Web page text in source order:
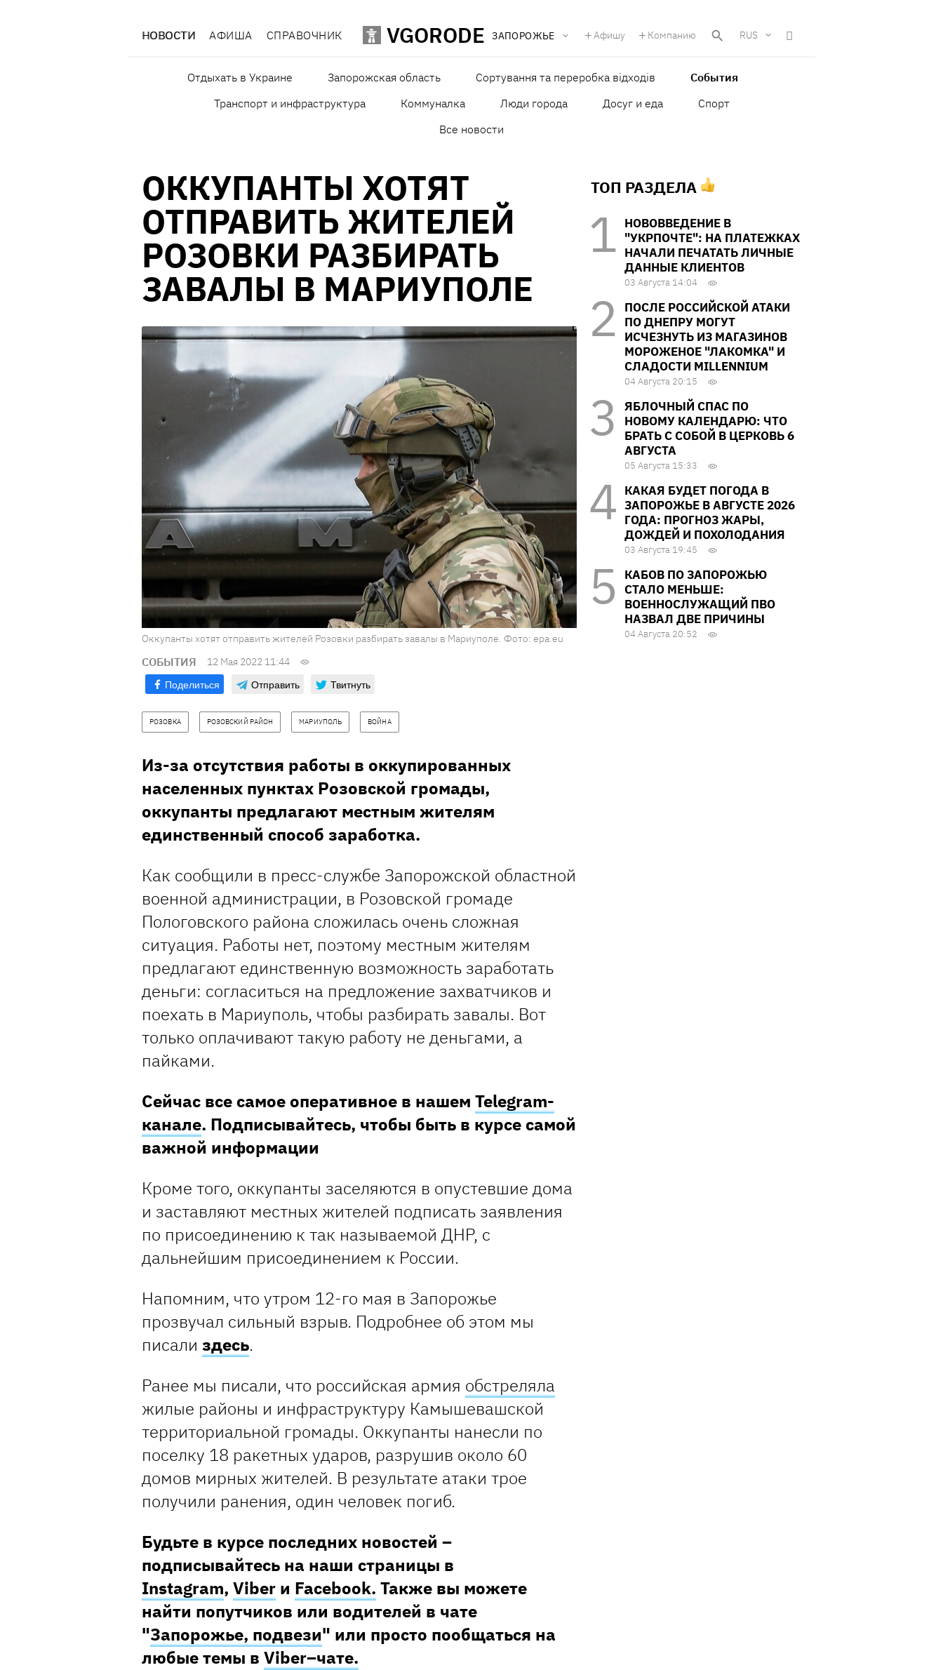
НОВОСТИ АФИША СПРАВОЧНИК VGORODE ЗАПОРОЖЬЕ Афишу Компанию RUS
Отдыхать в Украине Запорожская область Сортування та переробка відходів
События
Транспорт и инфраструктура
Коммуналка Люди города Досуг и еда
Спорт
Все новости
ОККУПАНТЫ ХОТЯТ
ОТПРАВИТЬ ЖИТЕЛЕЙ
РОЗОВКИ РАЗБИРАТЬ
ЗАВАЛЫ В МАРИУПОЛЕ
Оккупанты хотят отправить жителей Розовки разбирать завалы в Мариуполе. Фото: epa.eu
СОБЫТИЯ 12 Мая 2022 11:44
Поделиться Отправить Твитнуть
РОЗОВКА РОЗОВСКИЙ РАЙОН МАРИУПОЛЬ ВОЙНА
Из-за отсутствия работы в оккупированных
населенных пунктах Розовской громады,
оккупанты предлагают местным жителям
единственный способ заработка.
Как сообщили в пресс-службе Запорожской областной
военной администрации, в Розовской громаде
Пологовского района сложилась очень сложная
ситуация. Работы нет, поэтому местным жителям
предлагают единственную возможность заработать
деньги: согласиться на предложение захватчиков и
поехать в Мариуполь, чтобы разбирать завалы. Вот
только оплачивают такую работу не деньгами, а
пайками.
Сейчас все самое оперативное в нашем Telegram-
канале. Подписывайтесь, чтобы быть в курсе самой
важной информации
Кроме того, оккупанты заселяются в опустевшие дома
и заставляют местных жителей подписать заявления
по присоединению к так называемой ДНР, с
дальнейшим присоединением к России.
Напомним, что утром 12-го мая в Запорожье
прозвучал сильный взрыв. Подробнее об этом мы
писали здесь.
Ранее мы писали, что российская армия обстреляла
жилые районы и инфраструктуру Камышевашской
территориальной громады. Оккупанты нанесли по
поселку 18 ракетных ударов, разрушив около 60
домов мирных жителей. В результате атаки трое
получили ранения, один человек погиб.
Будьте в курсе последних новостей –
подписывайтесь на наши страницы в
Instagram, Viber и Facebook. Также вы можете
найти попутчиков или водителей в чате
"Запорожье, подвези" или просто пообщаться на
любые темы в Viber–чате.
ТОП РАЗДЕЛА
НОВОВВЕДЕНИЕ В
"УКРПОЧТЕ": НА ПЛАТЕЖКАХ
НАЧАЛИ ПЕЧАТАТЬ ЛИЧНЫЕ
ДАННЫЕ КЛИЕНТОВ
03 Августа 14:04
ПОСЛЕ РОССИЙСКОЙ АТАКИ
ПО ДНЕПРУ МОГУТ
ИСЧЕЗНУТЬ ИЗ МАГАЗИНОВ
МОРОЖЕНОЕ "ЛАКОМКА" И
СЛАДОСТИ MILLENNIUM
04 Августа 20:15
ЯБЛОЧНЫЙ СПАС ПО
НОВОМУ КАЛЕНДАРЮ: ЧТО
БРАТЬ С СОБОЙ В ЦЕРКОВЬ 6
АВГУСТА
05 Августа 15:33
КАКАЯ БУДЕТ ПОГОДА В
ЗАПОРОЖЬЕ В АВГУСТЕ 2026
ГОДА: ПРОГНОЗ ЖАРЫ,
ДОЖДЕЙ И ПОХОЛОДАНИЯ
03 Августа 19:45
КАБОВ ПО ЗАПОРОЖЬЮ
СТАЛО МЕНЬШЕ:
ВОЕННОСЛУЖАЩИЙ ПВО
НАЗВАЛ ДВЕ ПРИЧИНЫ
04 Августа 20:52